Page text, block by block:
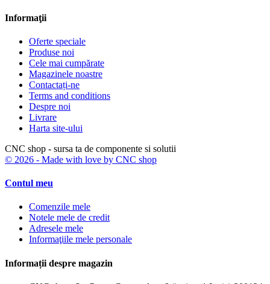
Informaţii
Oferte speciale
Produse noi
Cele mai cumpărate
Magazinele noastre
Contactați-ne
Terms and conditions
Despre noi
Livrare
Harta site-ului
CNC shop - sursa ta de componente si solutii
© 2026 - Made with love by CNC shop
Contul meu
Comenzile mele
Notele mele de credit
Adresele mele
Informaţiile mele personale
Informații despre magazin